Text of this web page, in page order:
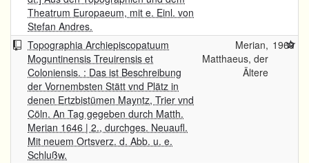
Theatrum Europaeum, mit e. Einl. von
Stefan Andres.
Topographia Archiepiscopatuum
Moguntinensis Treuirensis et
Coloniensis. : Das ist Beschreibung
der Vornembsten Stätt vnd Plätz in
denen Ertzbistümen Mayntz, Trier vnd
Cöln. An Tag gegeben durch Matth.
Merian 1646 | 2., durchges. Neuaufl.
Mit neuem Ortsverz. d. Abb. u. e.
Schlußw.
Merian,
Matthaeus, der
Ältere
1969